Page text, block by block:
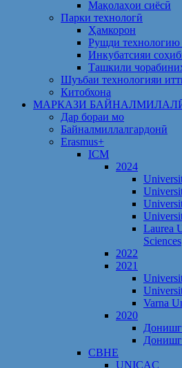
Мақолаҳои сиёсӣ
Парки технологӣ
Ҳамкорон
Рушди технологию
Инкубатсияи
Ташкили
Шуъбаи технологияи
Китобхона
МАРКАЗИ
Дар бораи мо
Байналмиллалгардонӣ
Erasmus+
ICM
2024
Laurea
Sciences
2022
2021
Varna
2020
CBHE
UNICAC